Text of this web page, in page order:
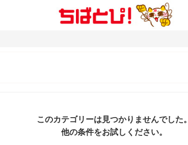
このカテゴリーは見つかりませんでした。
他の条件をお試しください。